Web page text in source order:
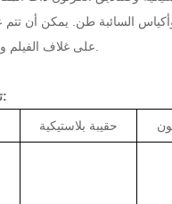
السائبة طن. يمكن أن تتم
تفاصيل التعبئة:
حقيبة بلاستيكية